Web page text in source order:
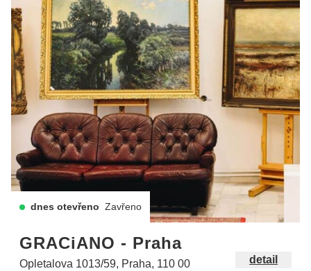
dnes otevřeno Zavřeno
GRACiANO - Praha
Opletalova 1013/59, Praha, 110 00 detail